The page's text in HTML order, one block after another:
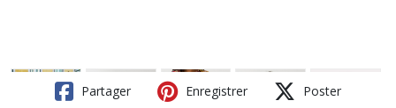
Partager Enregistrer Poster